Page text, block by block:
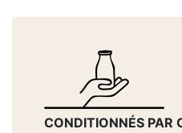
CONDITIONNÉS PAR